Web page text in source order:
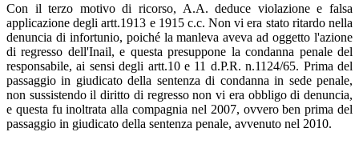
Con il terzo motivo di ricorso, A.A. deduce violazione e falsa
applicazione degli artt.1913 e 1915 c.c. Non vi era stato ritardo nella
denuncia di infortunio, poiché la manleva aveva ad oggetto l'azione
di regresso dell'Inail, e questa presuppone la condanna penale del
responsabile, ai sensi degli artt.10 e 11 d.P.R. n.1124/65. Prima del
passaggio in giudicato della sentenza di condanna in sede penale,
non sussistendo il diritto di regresso non vi era obbligo di denuncia,
e questa fu inoltrata alla compagnia nel 2007, ovvero ben prima del
passaggio in giudicato della sentenza penale, avvenuto nel 2010.